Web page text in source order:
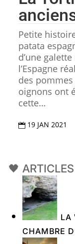
Petite
patata
d’une
l’Espagne
des
oignons ont
cette…
 19 JAN 2021
🖤
LA
CHAMBRE